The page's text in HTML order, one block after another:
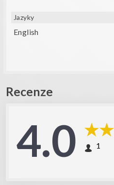
Jazyky
English
Recenze
4.0 1